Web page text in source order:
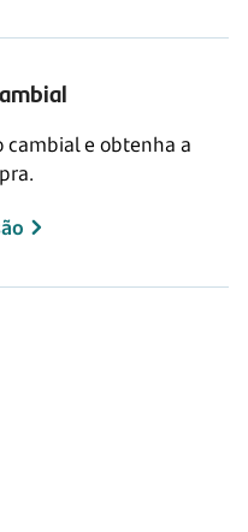
cambial e obtenha a